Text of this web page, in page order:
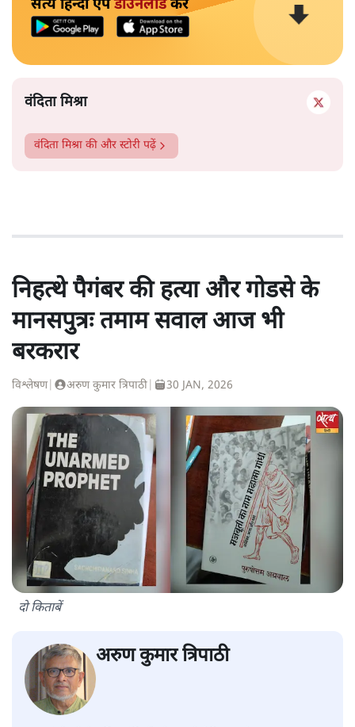
सत्य हिन्दी ऐपडाउनलोडकरें
वंदिता मिश्रा
वंदिता मिश्रा की और स्टोरी पढ़ें
निहत्थे पैगंबर की हत्या और गोडसे के
मानसपुत्रः तमाम सवाल आज भी
बरकरार
विश्लेषण| अरुण कुमार त्रिपाठी 30 JAN, 2026
दो किताबें
अरुण कुमार त्रिपाठी